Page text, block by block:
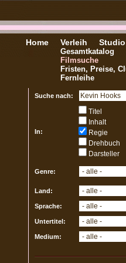
Home Verleih
Gesamtkatalog
Filmsuche
Fristen, Preise,
Fernleihe
Suche nach:
In:
Titel
Inhalt
Regie
Drehbuch
Darsteller
Genre:
Land:
Sprache:
Untertitel:
Medium: